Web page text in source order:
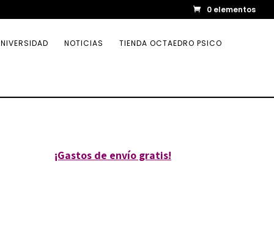
0 elementos
NOTICIAS TIENDA OCTAEDRO PSICO
¡Gastos de envío gratis!